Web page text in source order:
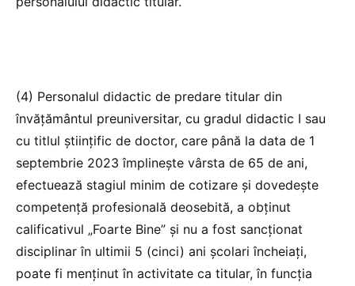
(4) Personalul didactic de predare titular din
învățământul preuniversitar, cu gradul didactic I sau
cu titlul științific de doctor, care până la data de 1
septembrie 2023 împlinește vârsta de 65 de ani,
efectuează stagiul minim de cotizare și dovedește
competență profesională deosebită, a obținut
calificativul „Foarte Bine” și nu a fost sancționat
disciplinar în ultimii 5 (cinci) ani școlari încheiați,
poate fi menținut în activitate ca titular, în funcția